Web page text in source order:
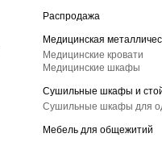
Распродажа
Медицинская
Медицинские кровати
Медицинские шкафы
Сушильные шкафы и
Сушильные шкафы для
Мебель для общежитий